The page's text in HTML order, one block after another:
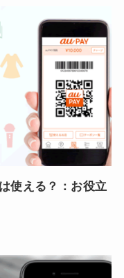
使える？：お役立